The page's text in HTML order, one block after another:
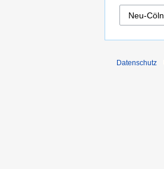
Datenschutz